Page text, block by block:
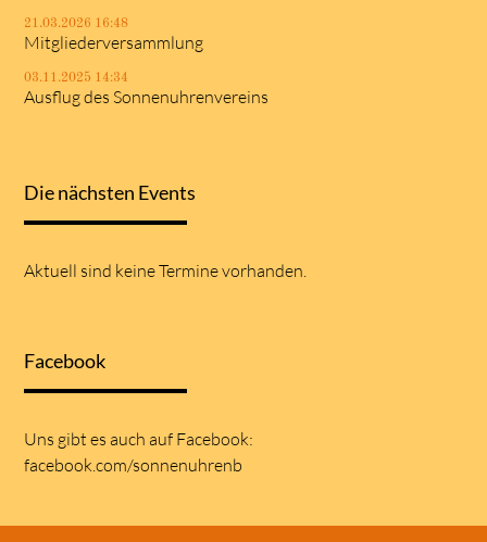
21.03.2026 16:48
Mitgliederversammlung
03.11.2025 14:34
Ausflug des Sonnenuhrenvereins
Die nächsten Events
Aktuell sind keine Termine vorhanden.
Facebook
Uns gibt es auch auf Facebook:
facebook.com/sonnenuhrenb